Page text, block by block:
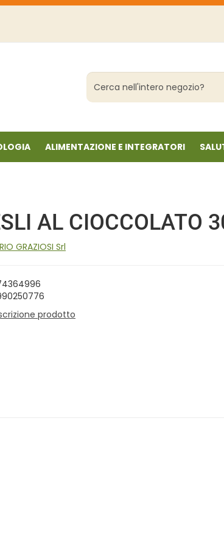
Cerca
Prodotto
ALIMENTAZIONE E INTEGRATORI
AL CIOCCOLATO
GRAZIOSI Srl
prodotto